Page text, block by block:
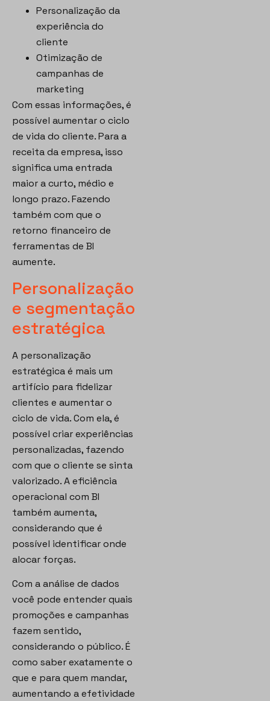
Personalização da
experiência do
cliente
Otimização de
campanhas de
marketing
Com essas informações, é
possível aumentar o ciclo
de vida do cliente. Para a
receita da empresa, isso
significa uma entrada
maior a curto, médio e
longo prazo. Fazendo
também com que o
retorno financeiro de
ferramentas de BI
aumente.
Personalização
e segmentação
estratégica
A personalização
estratégica é mais um
artifício para fidelizar
clientes e aumentar o
ciclo de vida. Com ela, é
possível criar experiências
personalizadas, fazendo
com que o cliente se sinta
valorizado. A eficiência
operacional com BI
também aumenta,
considerando que é
possível identificar onde
alocar forças.
Com a análise de dados
você pode entender quais
promoções e campanhas
fazem sentido,
considerando o público. É
como saber exatamente o
que e para quem mandar,
aumentando a efetividade